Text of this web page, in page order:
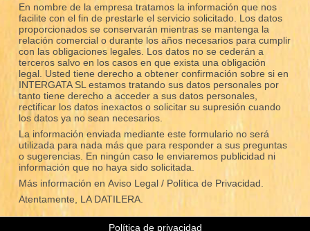
En nombre de la empresa tratamos la información que nos
facilite con el fin de prestarle el servicio solicitado. Los datos
proporcionados se conservarán mientras se mantenga la
relación comercial o durante los años necesarios para cumplir
con las obligaciones legales. Los datos no se cederán a
terceros salvo en los casos en que exista una obligación
legal. Usted tiene derecho a obtener confirmación sobre si en
INTERGATA SL estamos tratando sus datos personales por
tanto tiene derecho a acceder a sus datos personales,
rectificar los datos inexactos o solicitar su supresión cuando
los datos ya no sean necesarios.
La información enviada mediante este formulario no será
utilizada para nada más que para responder a sus preguntas
o sugerencias. En ningún caso le enviaremos publicidad ni
información que no haya sido solicitada.
Más información en Aviso Legal / Política de Privacidad.
Atentamente, LA DATILERA.
Política de privacidad